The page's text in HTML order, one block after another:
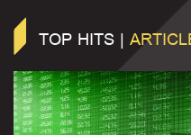
TOP HITS |